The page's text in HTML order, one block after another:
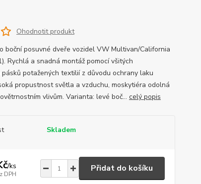
Ohodnotit produkt
boční posuvné dveře vozidel VW Multivan/California
Rychlá a snadná montáž pomocí všitých
potažených textilií z důvodu ochrany laku
propustnost světla a vzduchu, moskytiéra odolná
vlivům. Varianta: levé boč... celý popis
Skladem
/ks
DPH
Přidat do košíku